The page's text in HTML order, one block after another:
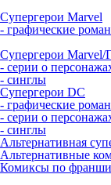
Супергерои Marvel
- графические
Супергерои Marvel/
- серии о
- синглы
Супергерои DC
- графические
- серии о
- синглы
Альтернативная
Альтернативные
Комиксы по